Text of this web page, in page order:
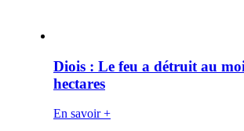
Diois : Le feu a détruit au
hectares
En savoir +